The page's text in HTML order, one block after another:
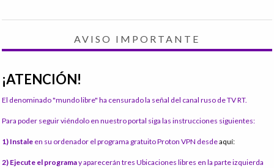
AVISO IMPORTANTE
¡ATENCIÓN!
El denominado "mundo libre" ha censurado la señal del canal ruso de TV RT.
Para poder seguir viéndolo en nuestro portal siga las instrucciones siguientes:
1) Instale en su ordenador el programa gratuito Proton VPN desdeaquí:
2) Ejecute el programay aparecerán tres Ubicaciones libres en la parte izquierda